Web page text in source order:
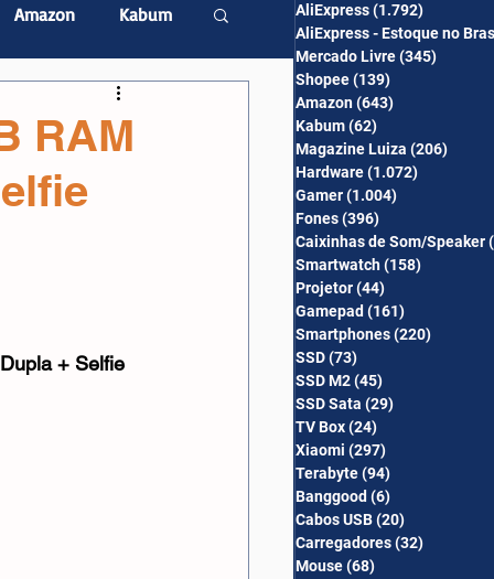
Amazon Kabum
Projetor
RAM
+ Selfie
AliExpress(1.792)
AliExpress - Estoque no
Mercado Livre(345)
Shopee(139)
Amazon(643)
Kabum(62)
Magazine Luiza (206)
Hardware(1.072)
Gamer(1.004)
Fones(396)
Caixinhas de Som/Speaker
Smartwatch(158)
Projetor(44)
Gamepad (161)
Smartphones(220)
SSD(73)
SSD M2(45)
SSD Sata (29)
TV Box(24)
Xiaomi (297)
Terabyte(94)
Banggood (6)
Cabos USB(20)
Carregadores(32)
Mouse(68)